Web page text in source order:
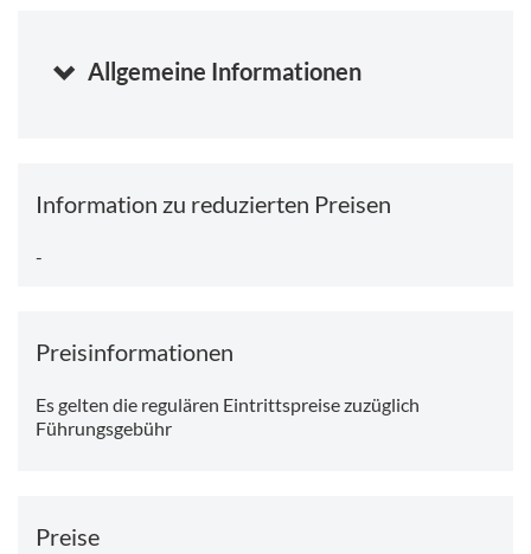
Stunden)Allgemeine Informationen
Information zu reduzierten Preisen
-
Preisinformationen
Es gelten die regulären Eintrittspreise zuzüglich
Führungsgebühr
Preise